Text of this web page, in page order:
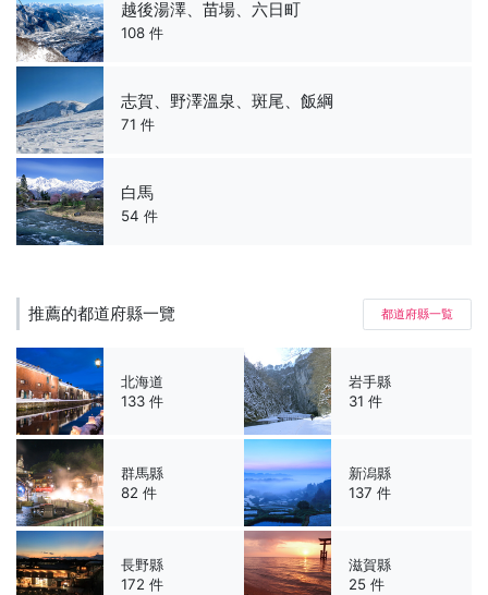
越後湯澤、苗場、六日町
108 件
志賀、野澤溫泉、斑尾、飯綱
71 件
白馬
54 件
推薦的都道府縣一覽 都道府縣一覧
北海道
133 件
岩手縣
31 件
群馬縣
82 件
新潟縣
137 件
長野縣
172 件
滋賀縣
25 件